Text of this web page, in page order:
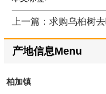
产地信息Menu
柏加镇